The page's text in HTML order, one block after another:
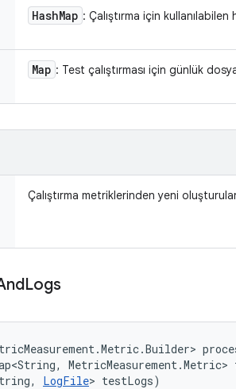
HashMap : Çalıştırma için
Map : Test çalıştırması için günlük
Çalıştırma metriklerinden yeni
Logs
MetricMeasurement.Metric>
LogFile> testLogs)